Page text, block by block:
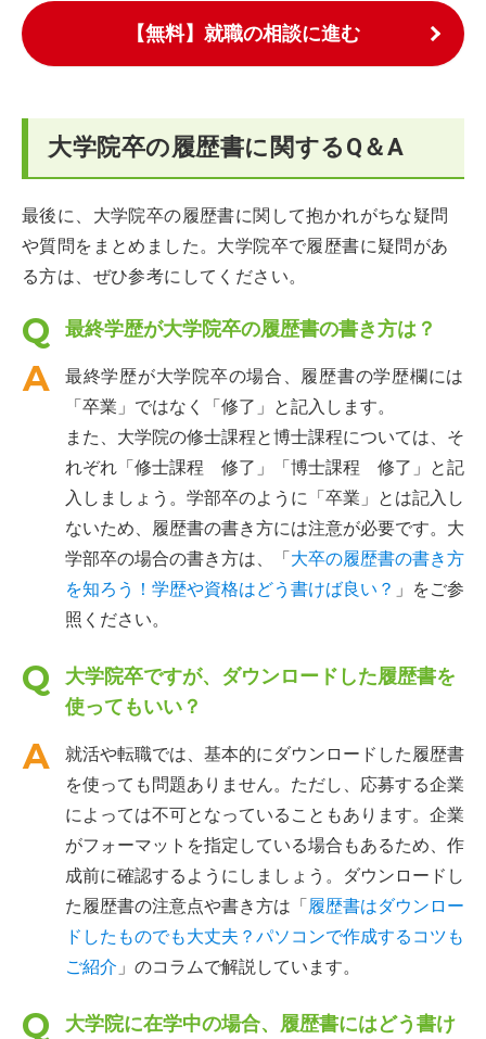
【無料】就職の相談に進む
大学院卒の履歴書に関するQ＆A
最後に、大学院卒の履歴書に関して抱かれがちな疑問
や質問をまとめました。大学院卒で履歴書に疑問があ
る方は、ぜひ参考にしてください。
最終学歴が大学院卒の履歴書の書き方は？
最終学歴が大学院卒の場合、履歴書の学歴欄には
「卒業」ではなく「修了」と記入します。
また、大学院の修士課程と博士課程については、そ
れぞれ「修士課程 修了」「博士課程 修了」と記
入しましょう。学部卒のように「卒業」とは記入し
ないため、履歴書の書き方には注意が必要です。大
学部卒の場合の書き方は、「大卒の履歴書の書き方
を知ろう！学歴や資格はどう書けば良い？ 」をご参
照ください。
大学院卒ですが、ダウンロードした履歴書を
使ってもいい？
就活や転職では、基本的にダウンロードした履歴書
を使っても問題ありません。ただし、応募する企業
によっては不可となっていることもあります。企業
がフォーマットを指定している場合もあるため、作
成前に確認するようにしましょう。ダウンロードし
た履歴書の注意点や書き方は「履歴書はダウンロー
ドしたものでも大丈夫？パソコンで作成するコツも
ご紹介 」のコラムで解説しています。
大学院に在学中の場合、履歴書にはどう書け